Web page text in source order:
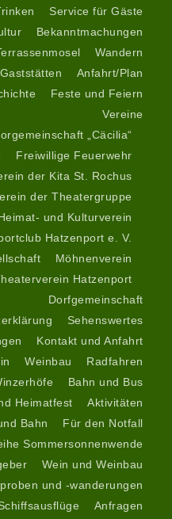
Service für Gäste
Bekanntmachungen
Wandern
Anfahrt/Plan
Feste und Feiern
Vereine
„Cäcilia“
Freiwillige Feuerwehr
der Kita St. Rochus
der Theatergruppe
und Kulturverein
Hatzenport e. V.
Möhnenverein
Hatzenport
Dorfgemeinschaft
Sehenswertes
Kontakt und Anfahrt
Weinbau
Radfahren
Bahn und Bus
Heimatfest
Aktivitäten
Bahn
Für den Notfall
Sommersonnenwende
Wein und Weinbau
und -wanderungen
Anfragen